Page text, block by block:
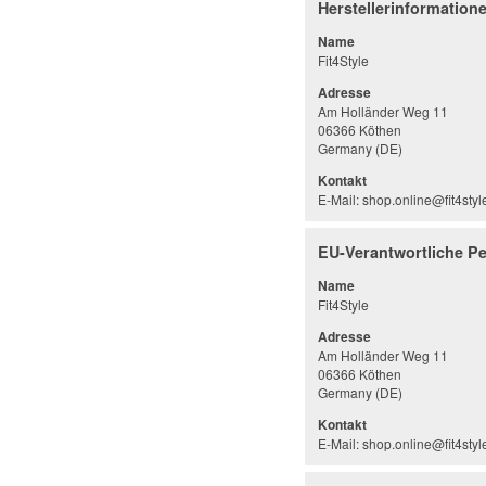
Name
Fit4Style
Adresse
Am Holländer Weg 11
06366 Köthen
Germany (DE)
Kontakt
E-Mail:
EU-Verantwortliche
Name
Fit4Style
Adresse
Am Holländer Weg 11
06366 Köthen
Germany (DE)
Kontakt
E-Mail: